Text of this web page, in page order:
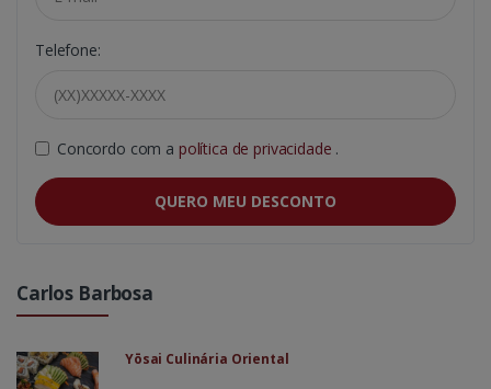
Telefone:
Concordo com a política de privacidade .
QUERO MEU DESCONTO
Carlos Barbosa
Yōsai Culinária Oriental